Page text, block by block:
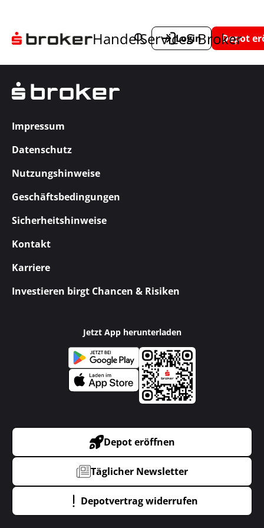
HandelServiceS Broker
Login Depot
Impressum
Datenschutz
Nutzungshinweise
Geschäftsbedingungen
Sicherheitshinweise
Kontakt
Karriere
Investieren birgt Chancen & Risiken
Jetzt App herunterladen
Depot eröffnen
Täglicher Newsletter
Depotvertrag widerrufen